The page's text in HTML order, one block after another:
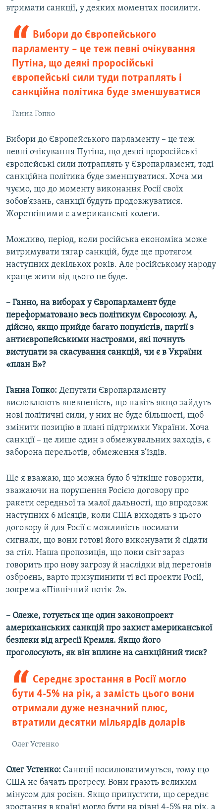
втримати санкції, у деяких моментах посилити.
Вибори до Європейського
парламенту – це теж певні очікування
Путіна, що деякі проросійські
європейські сили туди потраплять і
санкційна політика буде зменшуватися
Ганна Гопко
Вибори до Європейського парламенту – це теж
певні очікування Путіна, що деякі проросійські
європейські сили потраплять у Європарламент, тоді
санкційна політика буде зменшуватися. Хоча ми
чуємо, що до моменту виконання Росії своїх
зобов’язань, санкції будуть продовжуватися.
Жорсткішими є американські колеги.
Можливо, період, коли російська економіка може
витримувати тягар санкцій, буде ще протягом
наступних декількох років. Але російському народу
краще жити від цього не буде.
– Ганно, на виборах у Європарламент буде
переформатовано весь політикум Євросоюзу. А,
дійсно, якщо прийде багато популістів, партії з
антиєвропейськими настроями, які почнуть
виступати за скасування санкцій, чи є в України
«план Б»?
Ганна Гопко: Депутати Європарламенту
висловлюють впевненість, що навіть якщо зайдуть
нові політичні сили, у них не буде більшості, щоб
змінити позицію в плані підтримки України. Хоча
санкції – це лише один з обмежувальних заходів, є
заборона перельотів, обмеження в’їздів.
Ще я вважаю, що можна було б чіткіше говорити,
зважаючи на порушення Росією договору про
ракети середньої та малої дальності, що впродовж
наступних 6 місяців, коли США виходять з цього
договору й для Росії є можливість посилати
сигнали, що вони готові його виконувати й сідати
за стіл. Наша пропозиція, що поки світ зараз
говорить про нову загрозу й наслідки від перегонів
озброєнь, варто призупинити ті всі проекти Росії,
зокрема «Північний потік-2».
– Олеже, готується ще один законопроект
американських санкцій про захист американської
безпеки від агресії Кремля. Якщо його
проголосують, як він вплине на санкційний тиск?
Середнє зростання в Росії могло
бути 4-5% на рік, а замість цього вони
отримали дуже незначний плюс,
втратили десятки мільярдів доларів
Олег Устенко
Олег Устенко: Санкції посилюватимуться, тому що
США не бачать прогресу. Вони грають великим
мінусом для росіян. Якщо припустити, що середнє